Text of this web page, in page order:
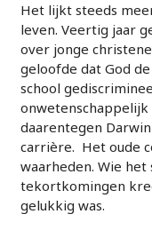
Het lijkt steeds
leven. Veertig jaar
over jonge
geloofde dat God
school
onwetenschappelijk
daarentegen
carrière. Het oude
waarheden. Wie
tekortkomingen
gelukkig was.